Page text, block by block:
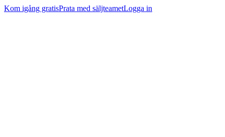
Kom igång gratisPrata med säljteametLogga in